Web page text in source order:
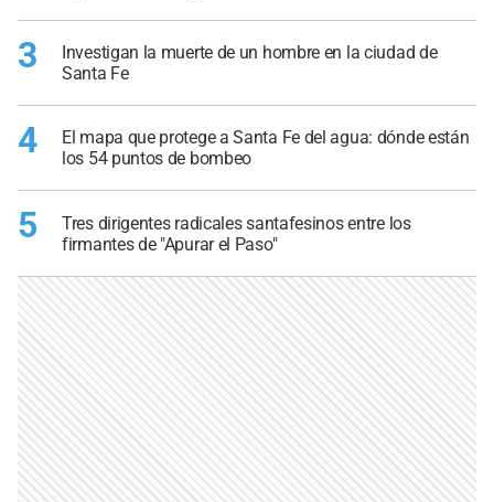
3
Investigan la muerte de un hombre en la ciudad de
Santa Fe
4
El mapa que protege a Santa Fe del agua: dónde están
los 54 puntos de bombeo
5
Tres dirigentes radicales santafesinos entre los
firmantes de "Apurar el Paso"